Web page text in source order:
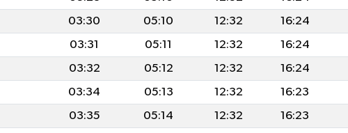
03:30 05:10 12:32 16:24
03:31 05:11 12:32 16:24
03:32 05:12 12:32 16:24
03:34 05:13 12:32 16:23
03:35 05:14 12:32 16:23